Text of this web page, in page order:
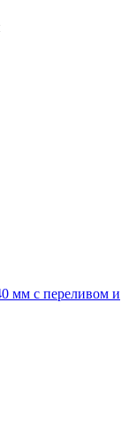
мм с переливом и